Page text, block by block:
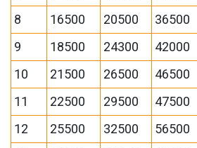
8
16500 20500 36500
9
18500 24300 42000
10
21500 26500 46500
11
22500 29500 47500
12
25500 32500 56500